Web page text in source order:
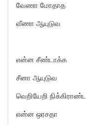
வேணா மோதாத
வீணா ஆயுடுவ
என்ன சீண்டாக்க
சீனா ஆயுடுவ
வெறியேறி
என்ன ஒரசதா